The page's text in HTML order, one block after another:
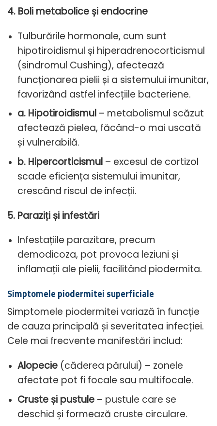
4. Boli metabolice și endocrine
Tulburările hormonale, cum sunt
hipotiroidismul și hiperadrenocorticismul
(sindromul Cushing), afectează
funcționarea pielii și a sistemului imunitar,
favorizând astfel infecțiile bacteriene.
a. Hipotiroidismul– metabolismul scăzut
afectează pielea, făcând-o mai uscată
și vulnerabilă.
b. Hipercorticismul– excesul de cortizol
scade eficiența sistemului imunitar,
crescând riscul de infecții.
5. Paraziți și infestări
Infestațiile parazitare, precum
demodicoza, pot provoca leziuni și
inflamații ale pielii, facilitând piodermita.
Simptomele piodermitei superficiale
Simptomele piodermitei variază în funcție
de cauza principală și severitatea infecției.
Cele mai frecvente manifestări includ:
Alopecie(căderea părului) – zonele
afectate pot fi focale sau multifocale.
Cruste și pustule– pustule care se
deschid și formează cruste circulare.